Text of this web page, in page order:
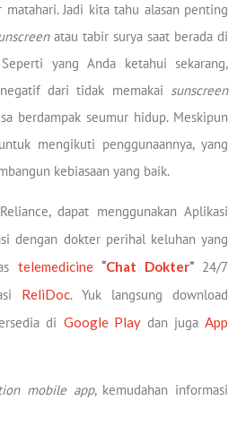
matahari. Jadi kita tahu alasan penting
atau tabir surya saat berada di
yang Anda ketahui sekarang,
dari tidak memakai sunscreen
berdampak seumur hidup. Meskipun
mengikuti penggunaannya, yang
kebiasaan yang baik.
dapat menggunakan Aplikasi
dengan dokter perihal keluhan yang
telemedicine “Chat Dokter”24/7
ReliDoc. Yuk langsung download
di Google Playdan jugaApp
mobile app, kemudahan informasi